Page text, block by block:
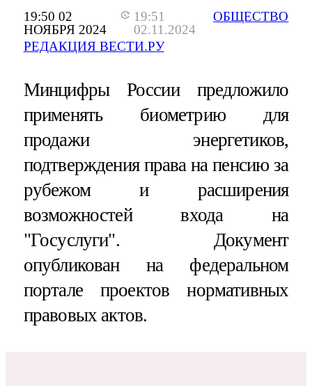
19:50 02
НОЯБРЯ 2024
19:51
02.11.2024
РЕДАКЦИЯ ВЕСТИ.РУ
ОБЩЕСТВО
Минцифры России предложило
применять биометрию для
продажи энергетиков,
подтверждения права на пенсию за
рубежом и расширения
возможностей входа на
"Госуслуги". Документ
опубликован на федеральном
портале проектов нормативных
правовых актов.